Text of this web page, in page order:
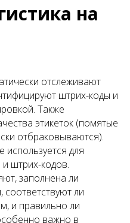
на
отслеживают
штрих-коды и
Также
этикеток (помятые
отбраковываются).
для
и штрих-кодов.
заполнена ли
соответствуют ли
и правильно ли
важно в